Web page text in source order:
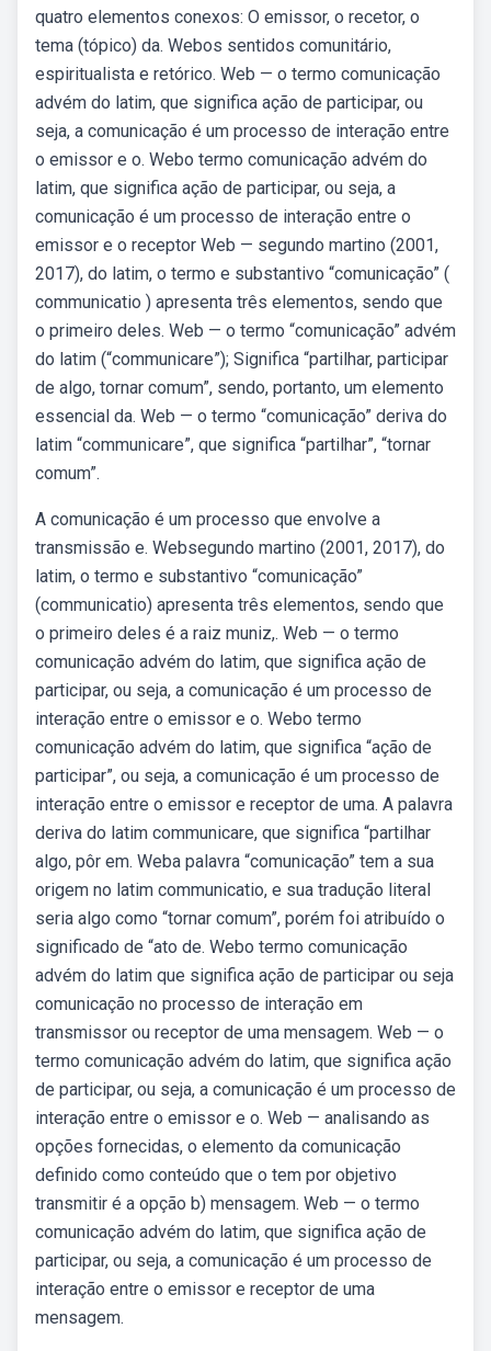
quatro elementos conexos: O emissor, o recetor, o
tema (tópico) da. Webos sentidos comunitário,
espiritualista e retórico. Web — o termo comunicação
advém do latim, que significa ação de participar, ou
seja, a comunicação é um processo de interação entre
o emissor e o. Webo termo comunicação advém do
latim, que significa ação de participar, ou seja, a
comunicação é um processo de interação entre o
emissor e o receptor Web — segundo martino (2001,
2017), do latim, o termo e substantivo “comunicação” (
communicatio ) apresenta três elementos, sendo que
o primeiro deles. Web — o termo “comunicação” advém
do latim (“communicare”); Significa “partilhar, participar
de algo, tornar comum”, sendo, portanto, um elemento
essencial da. Web — o termo “comunicação” deriva do
latim “communicare”, que significa “partilhar”, “tornar
comum”.
A comunicação é um processo que envolve a
transmissão e. Websegundo martino (2001, 2017), do
latim, o termo e substantivo “comunicação”
(communicatio) apresenta três elementos, sendo que
o primeiro deles é a raiz muniz,. Web — o termo
comunicação advém do latim, que significa ação de
participar, ou seja, a comunicação é um processo de
interação entre o emissor e o. Webo termo
comunicação advém do latim, que significa “ação de
participar”, ou seja, a comunicação é um processo de
interação entre o emissor e receptor de uma. A palavra
deriva do latim communicare, que significa “partilhar
algo, pôr em. Weba palavra “comunicação” tem a sua
origem no latim communicatio, e sua tradução literal
seria algo como “tornar comum”, porém foi atribuído o
significado de “ato de. Webo termo comunicação
advém do latim que significa ação de participar ou seja
comunicação no processo de interação em
transmissor ou receptor de uma mensagem. Web — o
termo comunicação advém do latim, que significa ação
de participar, ou seja, a comunicação é um processo de
interação entre o emissor e o. Web — analisando as
opções fornecidas, o elemento da comunicação
definido como conteúdo que o tem por objetivo
transmitir é a opção b) mensagem. Web — o termo
comunicação advém do latim, que significa ação de
participar, ou seja, a comunicação é um processo de
interação entre o emissor e receptor de uma
mensagem.